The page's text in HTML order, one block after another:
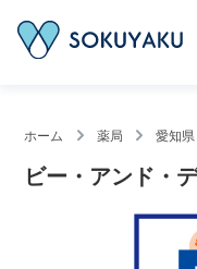
ホーム 薬局 愛知県
ビー・アンド・